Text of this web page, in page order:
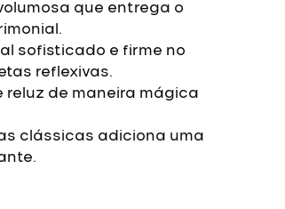
que entrega o
sofisticado e firme no
reflexivas.
reluz de maneira mágica
clássicas adiciona uma